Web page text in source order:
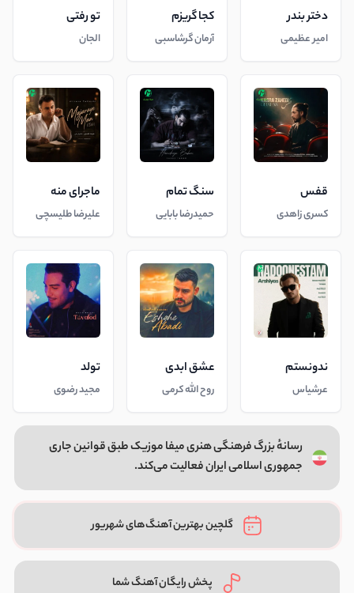
دختر بندر
امیر عظیمی
کجا گریزم
آرمان گرشاسبی
تو رفتی
الجان
قفس
کسری زاهدی
سنگ تمام
حمیدرضا بابایی
ماجرای منه
علیرضا طلیسچی
ندونستم
عرشیاس
عشق ابدی
روح الله کرمی
تولد
مجید رضوی
رسانهٔ بزرگ فرهنگی هنری میفا موزیک طبق قوانین جاری
جمهوری اسلامی ایران فعالیت می‌کند.
گلچین بهترین آهنگ‌های شهریور
پخش رایگان آهنگ شما